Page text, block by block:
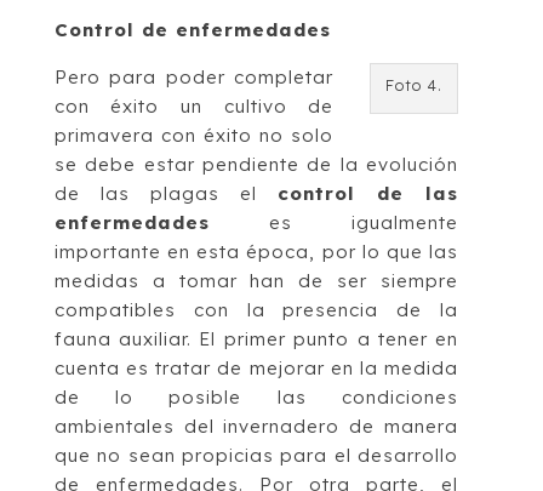
Control de enfermedades
Foto 4.
Pero para poder completar
con éxito un cultivo de
primavera con éxito no solo
se debe estar pendiente de la evolución
de las plagas el control de las
enfermedades es igualmente
importante en esta época, por lo que las
medidas a tomar han de ser siempre
compatibles con la presencia de la
fauna auxiliar. El primer punto a tener en
cuenta es tratar de mejorar en la medida
de lo posible las condiciones
ambientales del invernadero de manera
que no sean propicias para el desarrollo
de enfermedades. Por otra parte, el